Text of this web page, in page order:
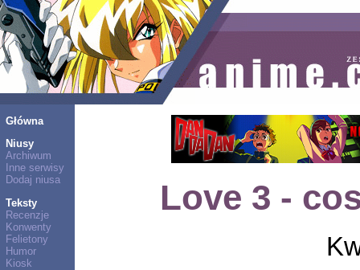
Główna
Niusy
Archiwum
Inne serwisy
Dodaj niusa
Teksty
Recenzje
Konwenty
Felietony
Humor
Kiosk
Love 3 -